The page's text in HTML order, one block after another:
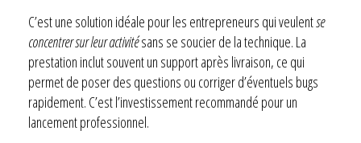
C’est une solution idéale pour les entrepreneurs qui veulentse
concentrer sur leur activitésans se soucier de la technique. La
prestation inclut souvent un support après livraison, ce qui
permet de poser des questions ou corriger d’éventuels bugs
rapidement. C’est l’investissement recommandé pour un
lancement professionnel.